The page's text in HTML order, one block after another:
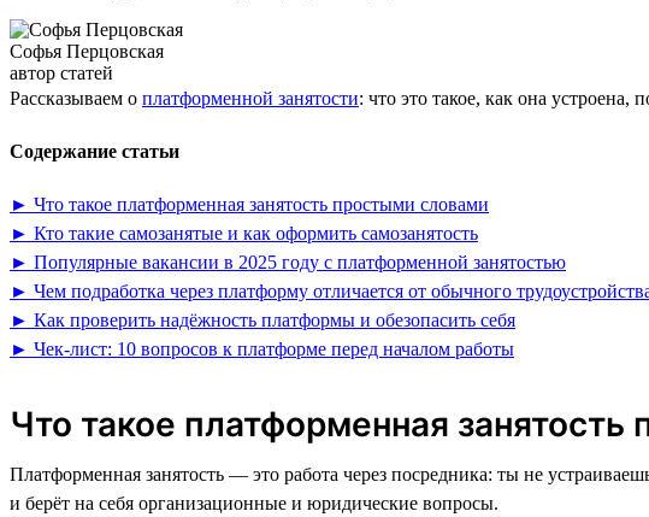
Софья Перцовская
автор статей
Рассказываем о платформенной занятости: что это такое, как она
Содержание статьи
► Что такое платформенная занятость простыми словами
► Кто такие самозанятые и как оформить самозанятость
► Популярные вакансии в 2025 году с платформенной занятостью
► Чем подработка через платформу отличается от обычного
► Как проверить надёжность платформы и обезопасить себя
► Чек-лист: 10 вопросов к платформе перед началом работы
Что такое платформенная
Платформенная занятость — это работа через посредника: ты не
и берёт на себя организационные и юридические вопросы.